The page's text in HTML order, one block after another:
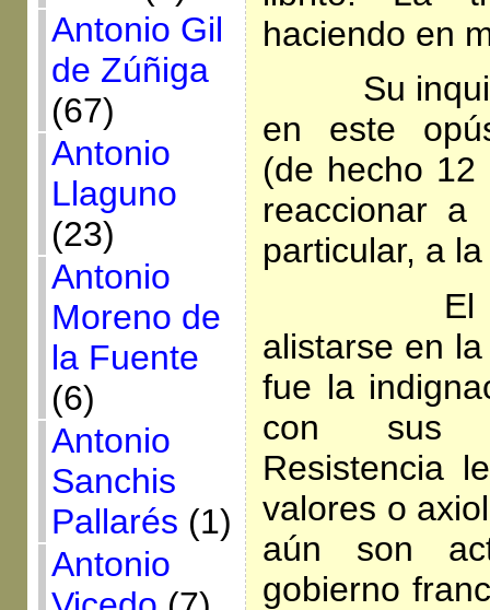
Antonio Gil
de Zúñiga
(67)
Antonio
Llaguno
(23)
Antonio
Moreno de
la Fuente
(6)
Antonio
Sanchis
Pallarés (1)
Antonio
haciendo en
Su
en este
(de hecho 12
reaccionar
particular, a
El
alistarse en
fue la
con sus
Resistencia
valores o
aún son
gobierno